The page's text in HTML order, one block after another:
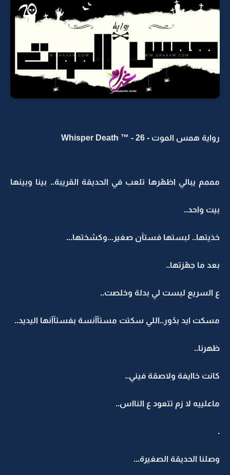
رواية همس الموت - Whisper Death ™ - 26
مممم يبالي اظهّرها تلعب في الحديقة القريبة.. بينا وبينها
بيت واحد..
خذيتها.. لبستها فستآن صغير...وكشختها...
بعد ما جهّزتها..
ع السريع لبست لي بدلة وخلصت..
مسكت ايد بدُور..اللي سكتت مستآآنسة بفستآآنها اليديد..
ظهرنا..
كانت خاايفة ولاصقة فيني..
ماعلييه لا زم تتعود ع النااس..
.
وصلنا الحديقة الصغيرة...